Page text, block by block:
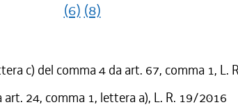
(6) (8)
c) del comma 4 da art. 67, comma 1, L.
24, comma 1, lettera a), L. R. 19/2016